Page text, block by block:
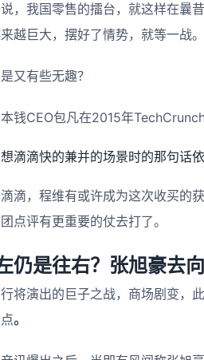
，我国零售的擂台，就这样在曩
越巨大，摆好了情势，就等一战。
又有些无趣？
钱CEO包凡在2015年
滴滴快的兼并的场景时的那句话
滴，程维有或许成为这次收买的
点评有更重要的仗去打了。
仍是往右？张旭豪去
将演出的巨子之战，商场剧变，
。